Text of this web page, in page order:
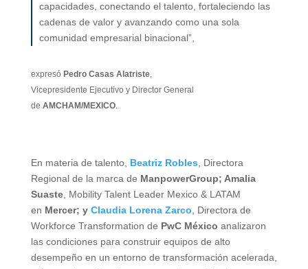
capacidades, conectando el talento, fortaleciendo las
cadenas de valor y avanzando como una sola
comunidad empresarial binacional”,
expresó Pedro Casas Alatriste,
Vicepresidente Ejecutivo y Director General
de AMCHAM/MEXICO.
En materia de talento, Beatriz Robles , Directora
Regional de la marca de ManpowerGroup; Amalia
Suaste, Mobility Talent Leader Mexico & LATAM
en Mercer; y Claudia Lorena Zarco , Directora de
Workforce Transformation de PwC México analizaron
las condiciones para construir equipos de alto
desempeño en un entorno de transformación acelerada,